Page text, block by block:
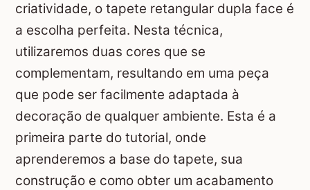
criatividade, o tapete retangular dupla face é
a escolha perfeita. Nesta técnica,
utilizaremos duas cores que se
complementam, resultando em uma peça
que pode ser facilmente adaptada à
decoração de qualquer ambiente. Esta é a
primeira parte do tutorial, onde
aprenderemos a base do tapete, sua
construção e como obter um acabamento